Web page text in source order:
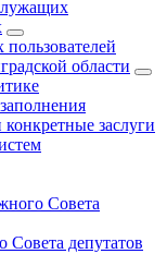
области
заслуги
Совета
Совета депутатов